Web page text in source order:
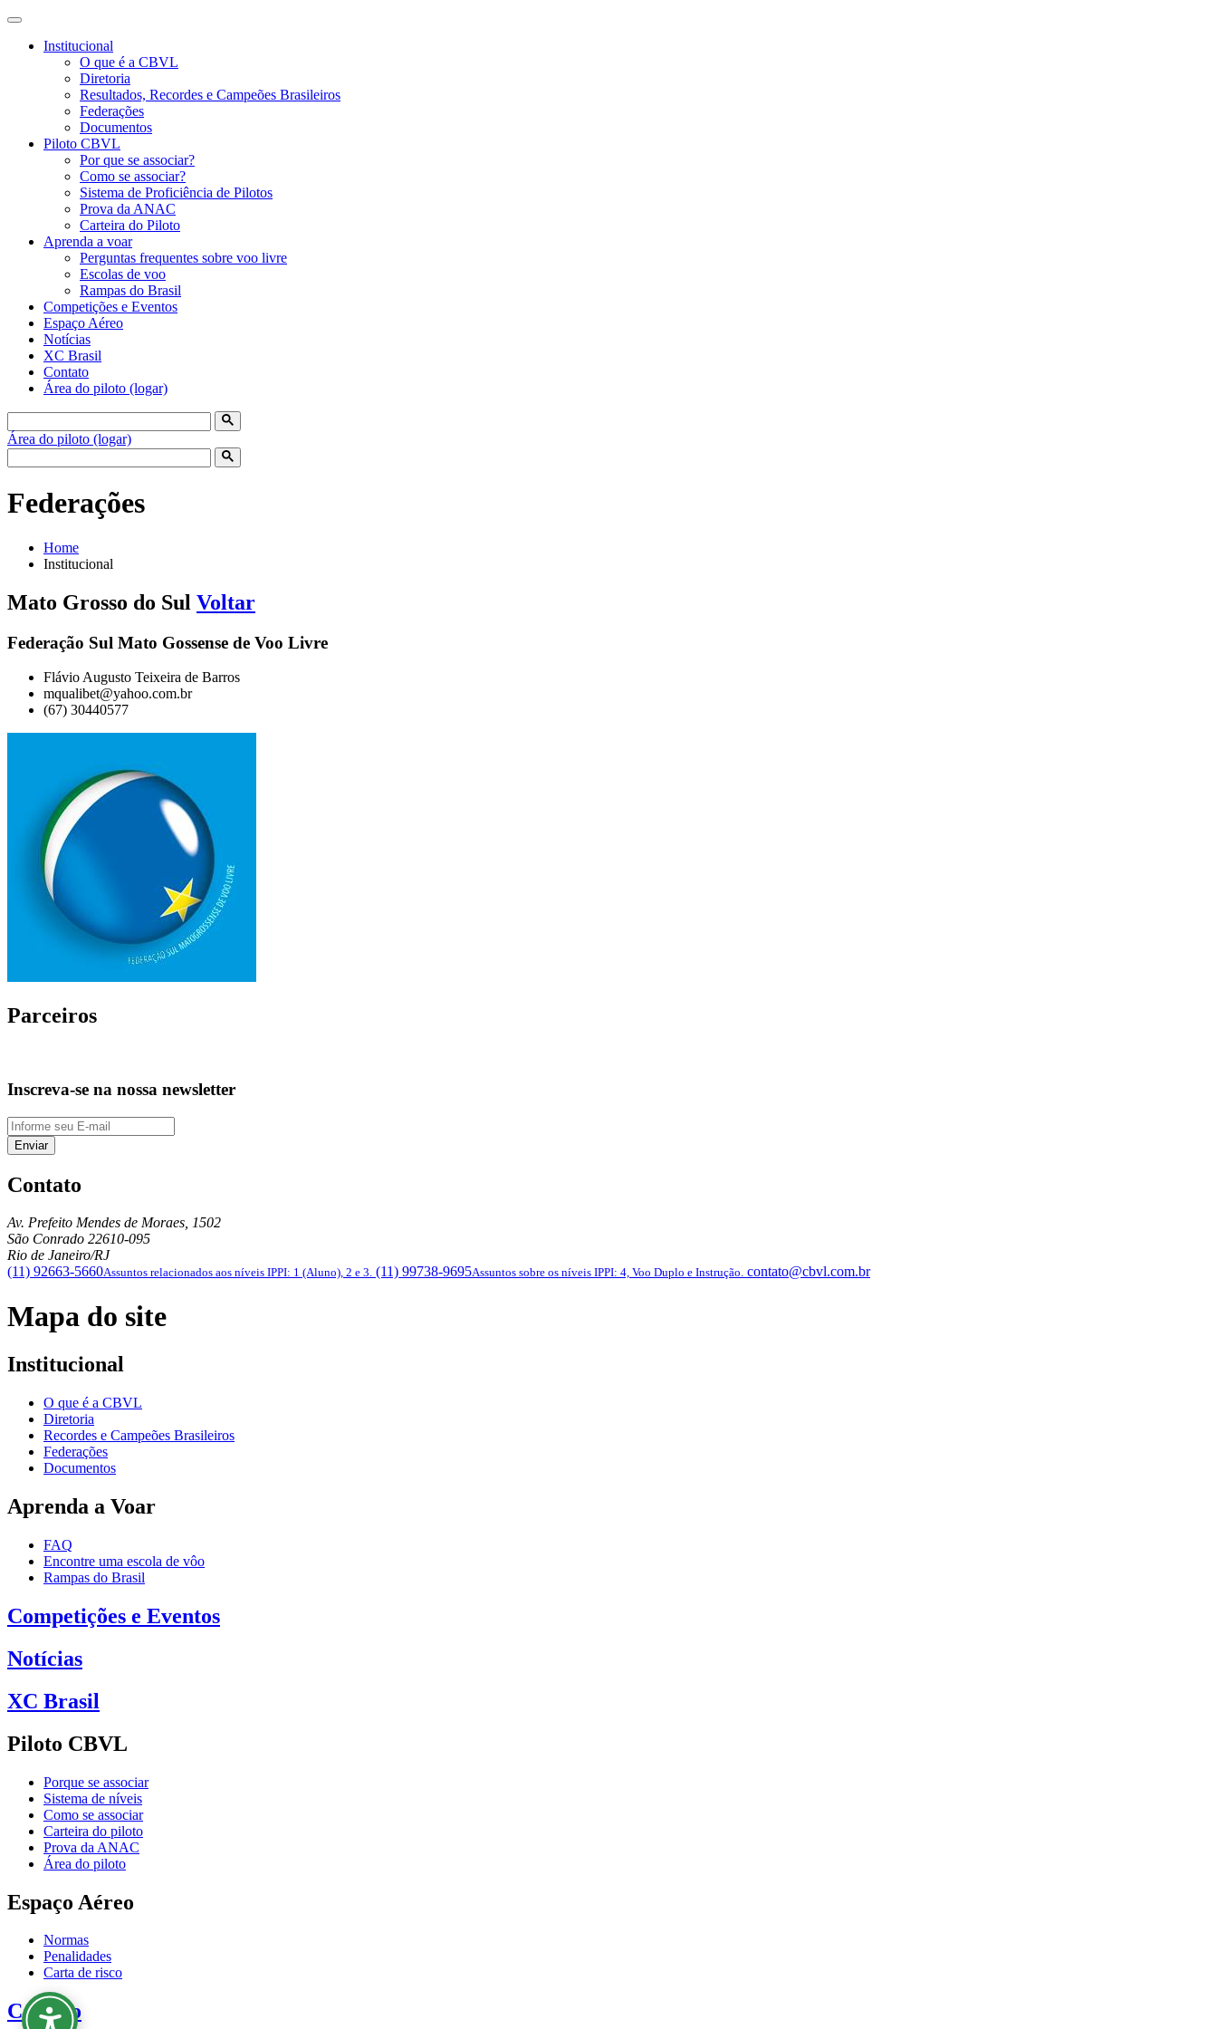
Institucional
O que é a CBVL
Diretoria
Resultados, Recordes e Campeões Brasileiros
Federações
Documentos
Piloto CBVL
Por que se associar?
Como se associar?
Sistema de Proficiência de Pilotos
Prova da ANAC
Carteira do Piloto
Aprenda a voar
Perguntas frequentes sobre voo livre
Escolas de voo
Rampas do Brasil
Competições e Eventos
Espaço Aéreo
Notícias
XC Brasil
Contato
Área do piloto (logar)
Área do piloto (logar)
Federações
Home
Institucional
Mato Grosso do Sul Voltar
Federação Sul Mato Gossense de Voo Livre
Flávio Augusto Teixeira de Barros
mqualibet@yahoo.com.br
(67) 30440577
Parceiros
Inscreva-se na nossa newsletter
Enviar
Contato
Av. Prefeito Mendes de Moraes, 1502
São Conrado 22610-095
Rio de Janeiro/RJ
(11) 92663-5660Assuntos relacionados aos níveis IPPI: 1 (Aluno), 2 e 3. (11) 99738-9695Assuntos sobre os níveis IPPI: 4, Voo Duplo e Instrução. contato@cbvl.com.br
Mapa do site
Institucional
O que é a CBVL
Diretoria
Recordes e Campeões Brasileiros
Federações
Documentos
Aprenda a Voar
FAQ
Encontre uma escola de vôo
Rampas do Brasil
Competições e Eventos
Notícias
XC Brasil
Piloto CBVL
Porque se associar
Sistema de níveis
Como se associar
Carteira do piloto
Prova da ANAC
Área do piloto
Espaço Aéreo
Normas
Penalidades
Carta de risco
Contato